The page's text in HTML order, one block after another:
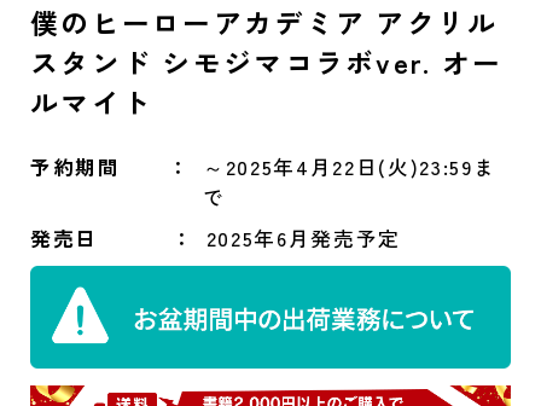
僕のヒーローアカデミア アクリル
スタンド シモジマコラボver. オー
ルマイト
予約期間
～2025年4月22日(火)23:59ま
で
発売日
2025年6月発売予定